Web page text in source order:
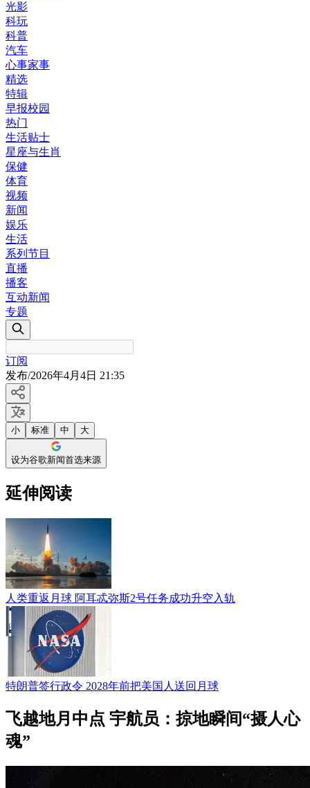
光影
科玩
科普
汽车
心事家事
精选
特辑
早报校园
热门
生活贴士
星座与生肖
保健
体育
视频
新闻
娱乐
生活
系列节目
直播
播客
互动新闻
专题
订阅
发布/2026年4月4日 21:35
小 标准 中 大
设为谷歌新闻首选来源
延伸阅读
人类重返月球 阿耳忒弥斯2号任务成功升空入轨
特朗普签行政令 2028年前把美国人送回月球
飞越地月中点 宇航员：掠地瞬间“摄人心
魂”